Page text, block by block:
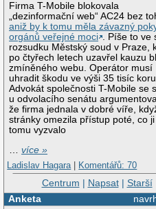
Firma T-Mobile blokovala
„dezinformační web“ AC24 bez
aniž by k tomu měla závazný
orgánů veřejné moci . Píše to ve
rozsudku Městský soud v Praze,
po čtyřech letech uzavřel kauzu
zmíněného webu. Operátor musí
uhradit škodu ve výši 35 tisíc
Advokát společnosti T-Mobile se
u odvolacího senátu
že firma jednala v dobré víře,
stránky omezila přístup poté, co
tomu vyzvalo
…více »
Ladislav Hagara | Komentářů: 70
Centrum | Napsat| Starší
Anketa